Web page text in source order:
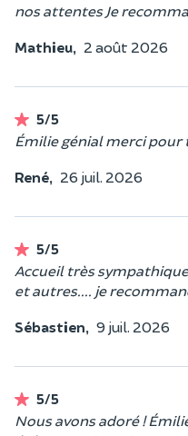
nos attentes Je
Mathieu, 2 août 2026
5/5
Émilie génial merci
René, 26 juil. 2026
5/5
Accueil très
et autres.... je
Sébastien, 9 juil. 2026
5/5
Nous avons adoré !